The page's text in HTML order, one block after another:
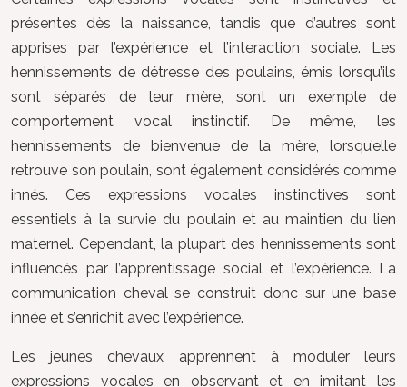
présentes dès la naissance, tandis que d’autres sont
apprises par l’expérience et l’interaction sociale. Les
hennissements de détresse des poulains, émis lorsqu’ils
sont séparés de leur mère, sont un exemple de
comportement vocal instinctif. De même, les
hennissements de bienvenue de la mère, lorsqu’elle
retrouve son poulain, sont également considérés comme
innés. Ces expressions vocales instinctives sont
essentiels à la survie du poulain et au maintien du lien
maternel. Cependant, la plupart des hennissements sont
influencés par l’apprentissage social et l’expérience. La
communication cheval se construit donc sur une base
innée et s’enrichit avec l’expérience.
Les jeunes chevaux apprennent à moduler leurs
expressions vocales en observant et en imitant les